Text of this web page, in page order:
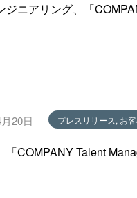
ジニアリング、「
20日 プレスリリース, お
「COMPANY Talent